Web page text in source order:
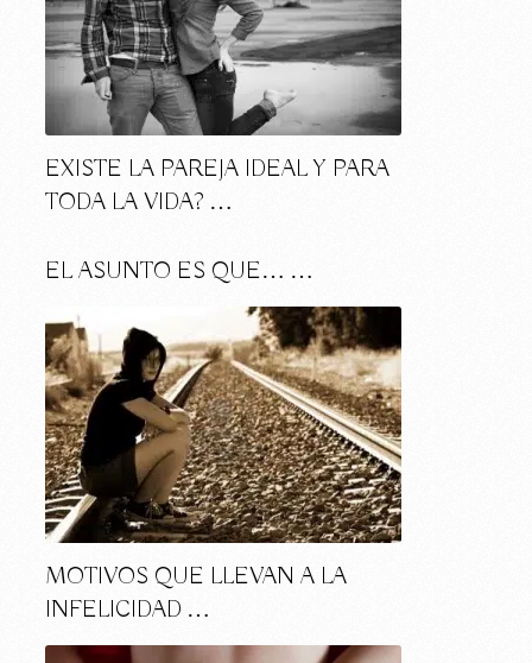
EXISTE LA PAREJA IDEAL Y PARA
TODA LA VIDA? …
EL ASUNTO ES QUE… …
MOTIVOS QUE LLEVAN A LA
INFELICIDAD …